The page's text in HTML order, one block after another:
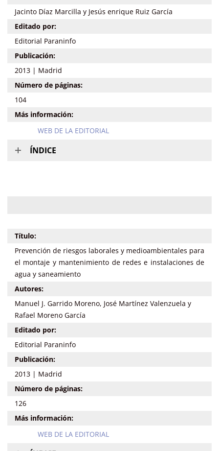
Jacinto Díaz Marcilla y Jesús enrique Ruiz García
Editado por:
Editorial Paraninfo
Publicación:
2013 | Madrid
Número de páginas:
104
Más información:
WEB DE LA EDITORIAL
ÍNDICE
Título:
Prevención de riesgos laborales y medioambientales para
el montaje y mantenimiento de redes e instalaciones de
agua y saneamiento
Autores:
Manuel J. Garrido Moreno, José Martínez Valenzuela y
Rafael Moreno García
Editado por:
Editorial Paraninfo
Publicación:
2013 | Madrid
Número de páginas:
126
Más información:
WEB DE LA EDITORIAL